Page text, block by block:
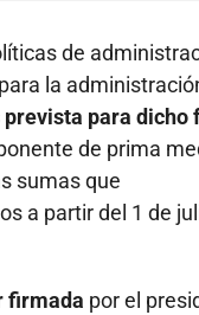
de
la
para dicho
de prima
sumas que
a partir del 1 de
firmada por el